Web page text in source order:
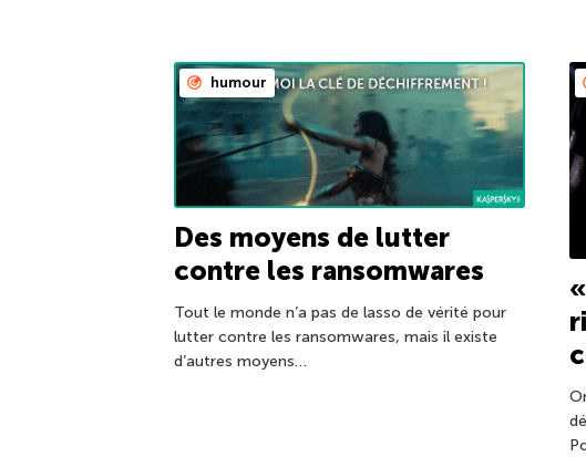
humour
Des moyens de lutter
contre les ransomwares
Tout le monde n’a pas de lasso de vérité pour
lutter contre les ransomwares, mais il existe
d’autres moyens…